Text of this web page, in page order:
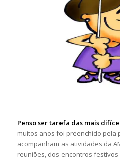
Penso ser tarefa das mais
muitos anos foi preenchido pela
acompanham as atividades da
reuniões, dos encontros